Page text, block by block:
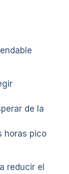
de la
horas pico
reducir el